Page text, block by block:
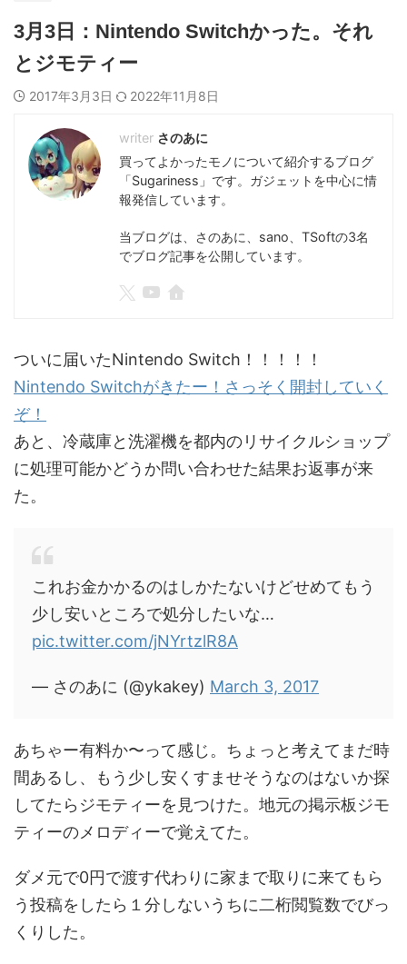
3月3日：Nintendo Switchかった。それ
とジモティー
2017年3月3日 2022年11月8日
さのあに
買ってよかったモノについて紹介するブログ
「Sugariness」です。ガジェットを中心に情
報発信しています。
当ブログは、さのあに、sano、TSoftの3名
でブログ記事を公開しています。
ついに届いたNintendo Switch！！！！！
Nintendo Switchがきたー！さっそく開封していく
ぞ！
あと、冷蔵庫と洗濯機を都内のリサイクルショップ
に処理可能かどうか問い合わせた結果お返事が来
た。
これお金かかるのはしかたないけどせめてもう
少し安いところで処分したいな…
pic.twitter.com/jNYrtzlR8A
— さのあに (@ykakey) March 3, 2017
あちゃー有料か〜って感じ。ちょっと考えてまだ時
間あるし、もう少し安くすませそうなのはないか探
してたらジモティーを見つけた。地元の掲示板ジモ
ティーのメロディーで覚えてた。
ダメ元で0円で渡す代わりに家まで取りに来てもら
う投稿をしたら１分しないうちに二桁閲覧数でびっ
くりした。